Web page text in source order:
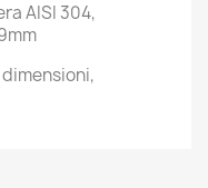
AISI 304,